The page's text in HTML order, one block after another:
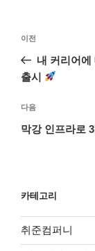
색
이
전
글
이전
내 커리어에
출시
다
음
다음
막강 인프라로
카테고리
취준컴퍼니